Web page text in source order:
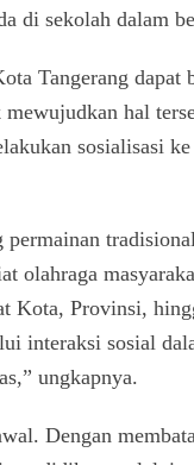
di sekolah dalam
Tangerang dapat
hal
sosialisasi
olahraga
Kota, Provinsi,
interaksi sosial
ungkapnya.
Dengan